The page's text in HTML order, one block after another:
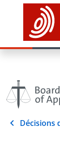
Décisions